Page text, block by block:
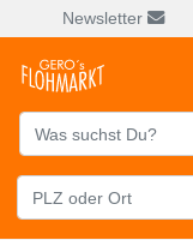
Newsletter